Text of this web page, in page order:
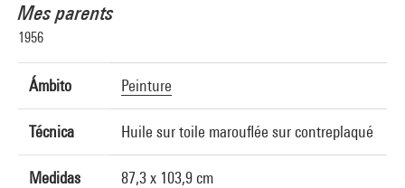
Mes parents
1956
Ámbito Peinture
Técnica Huile sur toile marouflée sur contreplaqué
Medidas 87,3 x 103,9 cm
Difusión de la imagen :